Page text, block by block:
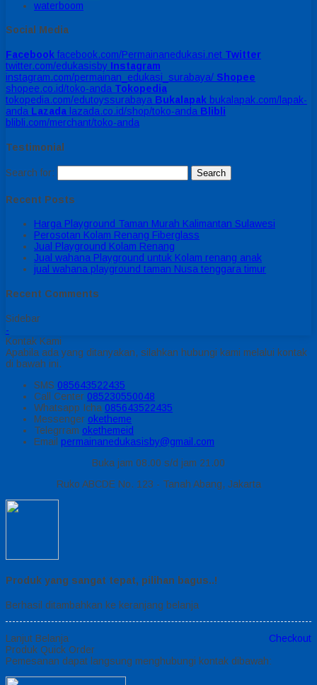
waterboom
Social Media
Facebook facebook.com/Permainanedukasi.net Twitter
twitter.com/edukasisby Instagram
instagram.com/permainan_edukasi_surabaya/ Shopee
shopee.co.id/toko-anda Tokopedia
tokopedia.com/edutoyssurabaya Bukalapak bukalapak.com/lapak-
anda Lazada lazada.co.id/shop/toko-anda Blibli
blibli.com/merchant/toko-anda
Testimonial
Search for:
Recent Posts
Harga Playground Taman Murah Kalimantan Sulawesi
Perosotan Kolam Renang Fiberglass
Jual Playground Kolam Renang
Jual wahana Playground untuk Kolam renang anak
jual wahana playground taman Nusa tenggara timur
Recent Comments
Sidebar
-
Kontak Kami
Apabila ada yang ditanyakan, silahkan hubungi kami melalui kontak
di bawah ini.
SMS 085643522435
Call Center 085230550048
Whatsapp Icha 085643522435
Messenger oketheme
Telegrram okethemeid
Email permainanedukasisby@gmail.com
Buka jam 08.00 s/d jam 21.00
Ruko ABCDE No. 123 - Tanah Abang, Jakarta
Produk yang sangat tepat, pilihan bagus..!
Berhasil ditambahkan ke keranjang belanja
Lanjut Belanja
Checkout
Produk Quick Order
Pemesanan dapat langsung menghubungi kontak dibawah: